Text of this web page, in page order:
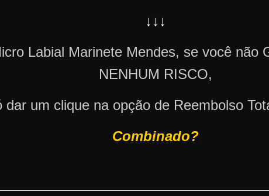
↓↓↓
Labial Marinete Mendes, se você não
NENHUM RISCO,
dar um clique na opção de Reembolso
Combinado?